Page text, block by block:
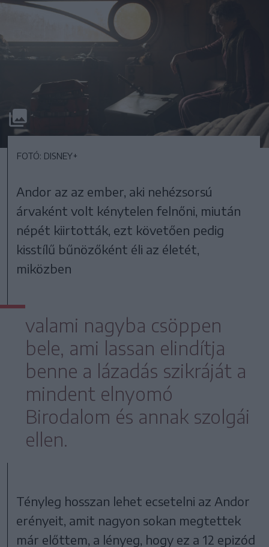
FOTÓ: DISNEY+
Andor az az ember, aki nehézsorsú
árvaként volt kénytelen felnőni, miután
népét kiirtották, ezt követően pedig
kisstílű bűnözőként éli az életét,
miközben
valami nagyba csöppen
bele, ami lassan elindítja
benne a lázadás szikráját a
mindent elnyomó
Birodalom és annak szolgái
ellen.
Tényleg hosszan lehet ecsetelni az Andor
erényeit, amit nagyon sokan megtettek
már előttem, a lényeg, hogy ez a 12 epizód